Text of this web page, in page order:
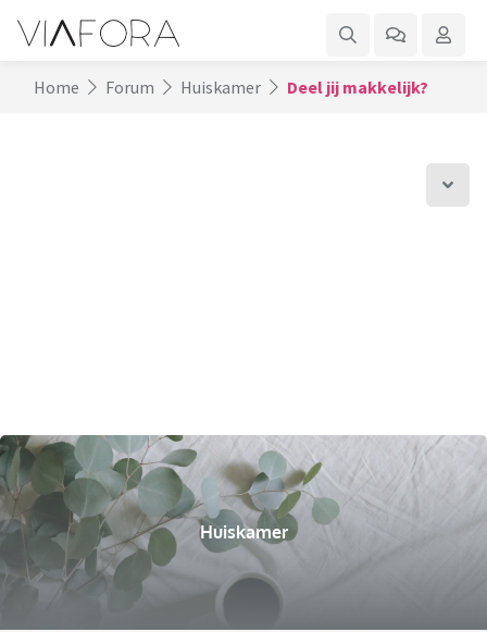
Home Forum Huiskamer Deel jij makkelijk?
Huiskamer